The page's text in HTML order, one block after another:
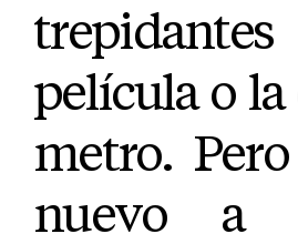
película o la
metro.
nuevo a